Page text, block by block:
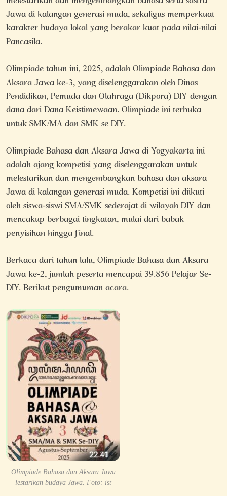
Jawa di kalangan generasi muda, sekaligus memperkuat
karakter budaya lokal yang berakar kuat pada nilai-nilai
Pancasila.
Olimpiade tahun ini, 2025, adalah Olimpiade Bahasa dan
Aksara Jawa ke-3, yang diselenggarakan oleh Dinas
Pendidikan, Pemuda dan Olahraga (Dikpora) DIY dengan
dana dari Dana Keistimewaan. Olimpiade ini terbuka
untuk SMK/MA dan SMK se DIY.
Olimpiade Bahasa dan Aksara Jawa di Yogyakarta ini
adalah ajang kompetisi yang diselenggarakan untuk
melestarikan dan mengembangkan bahasa dan aksara
Jawa di kalangan generasi muda. Kompetisi ini diikuti
oleh siswa-siswi SMA/SMK sederajat di wilayah DIY dan
mencakup berbagai tingkatan, mulai dari babak
penyisihan hingga final.
Berkaca dari tahun lalu, Olimpiade Bahasa dan Aksara
Jawa ke-2, jumlah peserta mencapai 39.856 Pelajar Se-
DIY. Berikut pengumuman acara.
Olimpiade Bahasa dan Aksara Jawa
lestarikan budaya Jawa. Foto: ist